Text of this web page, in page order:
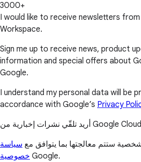
3000+
I would like to receive newsletters
Workspace.
Sign me up to receive news, product
information and special offers about
Google.
I understand my personal data will be
accordance with Google’s Privacy
ستتم معالجتها بما يتوافق مع سياسة
خصوصية Google.